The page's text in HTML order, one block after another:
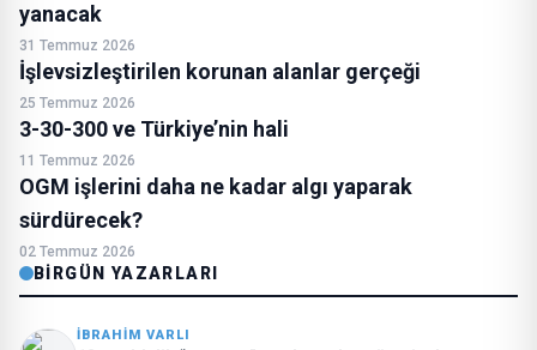
yanacak
31 Temmuz 2026
İşlevsizleştirilen korunan alanlar gerçeği
25 Temmuz 2026
3-30-300 ve Türkiye’nin hali
11 Temmuz 2026
OGM işlerini daha ne kadar algı yaparak
sürdürecek?
02 Temmuz 2026
BIRGÜN YAZARLARI
İBRAHIM VARLI